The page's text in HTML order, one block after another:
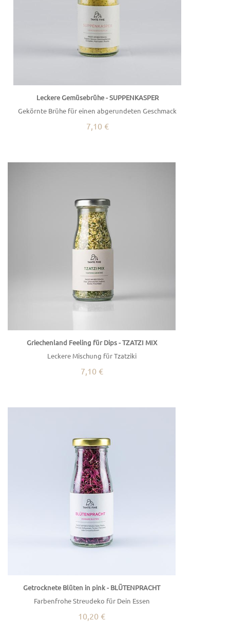
Leckere Gemüsebrühe - SUPPENKASPER
Gekörnte Brühe für einen abgerundeten Geschmack
7,10 €
Griechenland Feeling für Dips - TZATZI MIX
Leckere Mischung für Tzatziki
7,10 €
Getrocknete Blüten in pink - BLÜTENPRACHT
Farbenfrohe Streudeko für Dein Essen
10,20 €